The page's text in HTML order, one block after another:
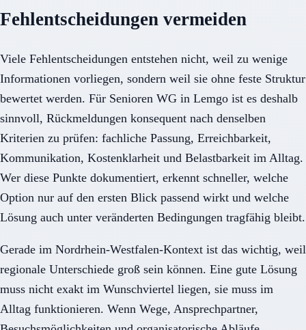
Fehlentscheidungen vermeiden
Viele Fehlentscheidungen entstehen nicht, weil zu wenige
Informationen vorliegen, sondern weil sie ohne feste Struktur
bewertet werden. Für Senioren WG in Lemgo ist es deshalb
sinnvoll, Rückmeldungen konsequent nach denselben
Kriterien zu prüfen: fachliche Passung, Erreichbarkeit,
Kommunikation, Kostenklarheit und Belastbarkeit im Alltag.
Wer diese Punkte dokumentiert, erkennt schneller, welche
Option nur auf den ersten Blick passend wirkt und welche
Lösung auch unter veränderten Bedingungen tragfähig bleibt.
Gerade im Nordrhein-Westfalen-Kontext ist das wichtig, weil
regionale Unterschiede groß sein können. Eine gute Lösung
muss nicht exakt im Wunschviertel liegen, sie muss im
Alltag funktionieren. Wenn Wege, Ansprechpartner,